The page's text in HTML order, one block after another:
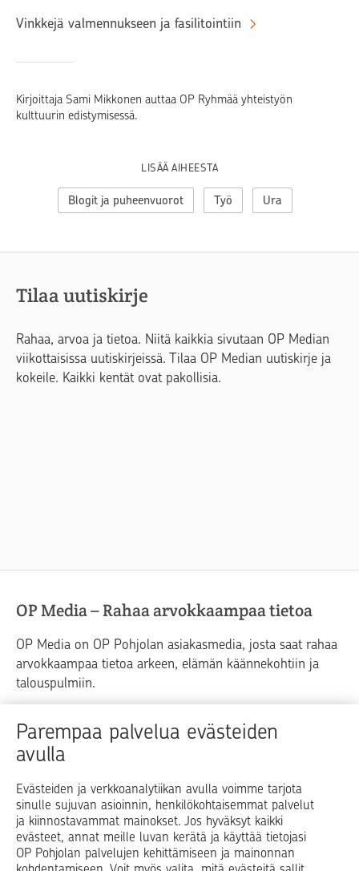
Parempaa palvelua evästeiden
avulla
Evästeiden ja verkkoanalytiikan avulla voimme tarjota
sinulle sujuvan asioinnin, henkilökohtaisemmat palvelut
ja kiinnostavammat mainokset. Jos hyväksyt kaikki
evästeet, annat meille luvan kerätä ja käyttää tietojasi
OP Pohjolan palvelujen kehittämiseen ja mainonnan
Vinkkejä valmennukseen ja fasilitointiin
Kirjoittaja Sami Mikkonen auttaa OP Ryhmää yhteistyön
kulttuurin edistymisessä.
LISÄÄ AIHEESTA
Blogit ja puheenvuorot Työ Ura
Tilaa uutiskirje
Rahaa, arvoa ja tietoa. Niitä kaikkia sivutaan OP Median
viikottaisissa uutiskirjeissä. Tilaa OP Median uutiskirje ja
kokeile. Kaikki kentät ovat pakollisia.
OP Media – Rahaa arvokkaampaa tietoa
OP Media on OP Pohjolan asiakasmedia, josta saat rahaa
arvokkaampaa tietoa arkeen, elämän käännekohtiin ja
talouspulmiin.
Raha Elämä
Yrityselämä
Blogit ja puheenvuorot
Op.fi OP Koti Pohjola Vahinkoapu
Facebook
X LinkedInInstagram